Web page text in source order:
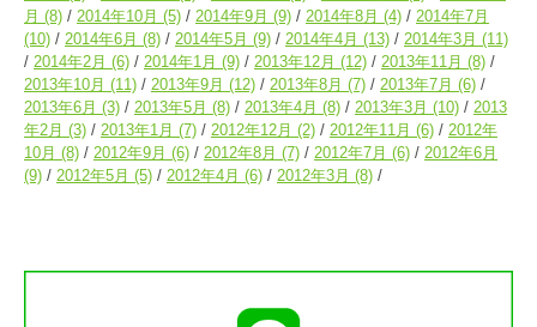
月 (8) 2014年10月 (5) 2014年9月 (9) 2014年8月 (4)
2014年7月
(10)
2014年6月 (8) 2014年5月 (9) 2014年4月 (13) 2014年3月 (11)
2014年2月 (6) 2014年1月 (9) 2013年12月 (12) 2013年11月 (8)
2013年10月 (11) 2013年9月 (12) 2013年8月 (7) 2013年7月 (6)
2013年6月 (3) 2013年5月 (8) 2013年4月 (8) 2013年3月 (10)
2013
年2月 (3) 2013年1月 (7) 2012年12月 (2) 2012年11月 (6)
2012年
10月 (8) 2012年9月 (6) 2012年8月 (7) 2012年7月 (6)
2012年6月
(9)
2012年5月 (5) 2012年4月 (6) 2012年3月 (8)